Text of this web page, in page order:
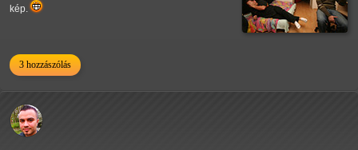
kép.
3 hozzászólás